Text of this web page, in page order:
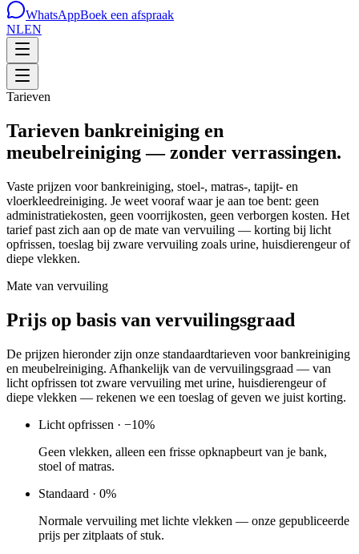
WhatsAppBoek een afspraak
NLEN
Tarieven
Tarieven bankreiniging en
meubelreiniging — zonder verrassingen.
Vaste prijzen voor bankreiniging, stoel-, matras-, tapijt- en
vloerkleedreiniging. Je weet vooraf waar je aan toe bent: geen
administratiekosten, geen voorrijkosten, geen verborgen kosten. Het
tarief past zich aan op de mate van vervuiling — korting bij licht
opfrissen, toeslag bij zware vervuiling zoals urine, huisdierengeur of
diepe vlekken.
Mate van vervuiling
Prijs op basis van vervuilingsgraad
De prijzen hieronder zijn onze standaardtarieven voor bankreiniging
en meubelreiniging. Afhankelijk van de vervuilingsgraad — van
licht opfrissen tot zware vervuiling met urine, huisdierengeur of
diepe vlekken — rekenen we een toeslag of geven we juist korting.
Licht opfrissen · −10%
Geen vlekken, alleen een frisse opknapbeurt van je bank,
stoel of matras.
Standaard · 0%
Normale vervuiling met lichte vlekken — onze gepubliceerde
prijs per zitplaats of stuk.